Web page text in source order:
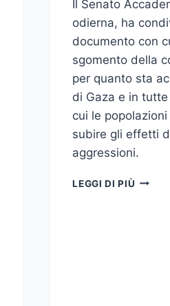
Il Senato
odierna, ha
documento con
sgomento della
per quanto sta
di Gaza e in
cui le
subire gli effetti
aggressioni.
LEGGI DI PIÙ NOTA